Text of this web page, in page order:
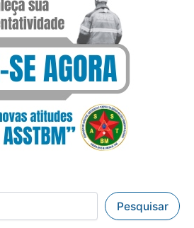
Pesquisar